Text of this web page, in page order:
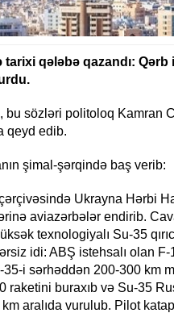
qələbə qazandı: Qərb
sözləri politoloq Kamran
qeyd edib.
şimal-şərqində baş verib:
Ukrayna Hərbi
aviazərbələr endirib.
texnologiyalı Su-35
idi: ABŞ istehsalı olan
i sərhəddən 200-300 km
raketini buraxıb və Su-
aralıda vurulub. Pilot